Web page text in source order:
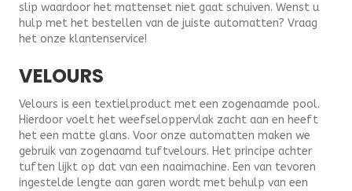
slip waardoor het mattenset niet gaat schuiven. Wenst u
hulp met het bestellen van de juiste automatten? Vraag
het onze klantenservice!
VELOURS
Velours is een textielproduct met een zogenaamde pool.
Hierdoor voelt het weefseloppervlak zacht aan en heeft
het een matte glans. Voor onze automatten maken we
gebruik van zogenaamd tuftvelours. Het principe achter
tuften lijkt op dat van een naaimachine. Een van tevoren
ingestelde lengte aan garen wordt met behulp van een